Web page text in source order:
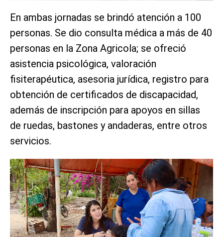
En ambas jornadas se brindó atención a 100
personas. Se dio consulta médica a más de 40
personas en la Zona Agricola; se ofreció
asistencia psicológica, valoración
fisiterapéutica, asesoria jurídica, registro para
obtención de certificados de discapacidad,
además de inscripción para apoyos en sillas
de ruedas, bastones y andaderas, entre otros
servicios.